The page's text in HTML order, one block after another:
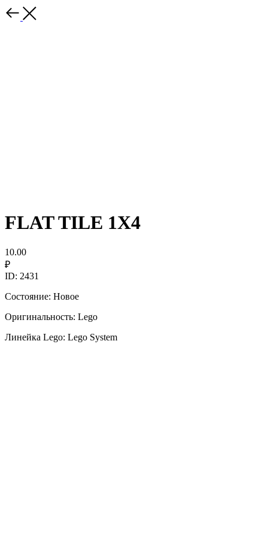
FLAT TILE 1X4
10.00
₽
ID: 2431
Состояние: Новое
Оригинальность: Lego
Линейка Lego: Lego System